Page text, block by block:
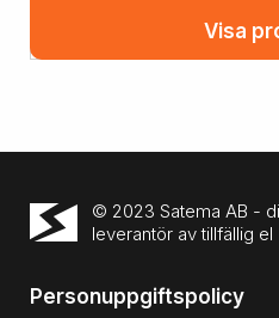
Visa
© 2023 Satema AB -
leverantör av tillfällig el
Personuppgiftspolicy